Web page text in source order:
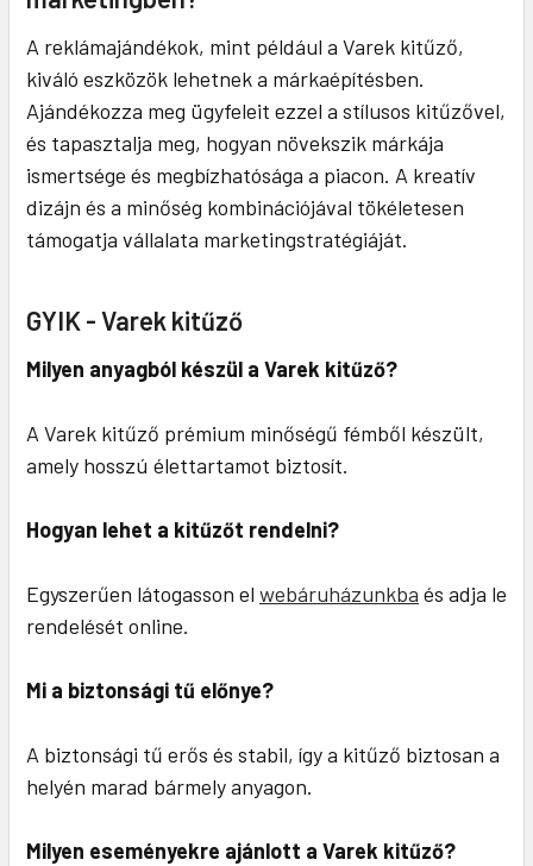
A reklámajándékok, mint például a Varek kitűző,
kiváló eszközök lehetnek a márkaépítésben.
Ajándékozza meg ügyfeleit ezzel a stílusos kitűzővel,
és tapasztalja meg, hogyan növekszik márkája
ismertsége és megbízhatósága a piacon. A kreatív
dizájn és a minőség kombinációjával tökéletesen
támogatja vállalata marketingstratégiáját.
GYIK - Varek kitűző
Milyen anyagból készül a Varek kitűző?
A Varek kitűző prémium minőségű fémből készült,
amely hosszú élettartamot biztosít.
Hogyan lehet a kitűzőt rendelni?
Egyszerűen látogasson el webáruházunkba és adja le
rendelését online.
Mi a biztonsági tű előnye?
A biztonsági tű erős és stabil, így a kitűző biztosan a
helyén marad bármely anyagon.
Milyen eseményekre ajánlott a Varek kitűző?